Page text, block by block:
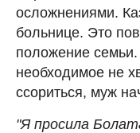
осложнениями.
больнице. Это
положение
необходимое не
ссориться, муж
"Я просила